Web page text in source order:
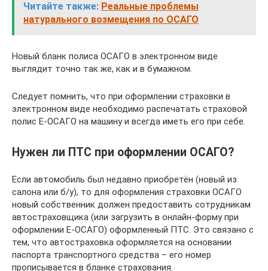
Читайте также: Реальные проблемы
натурального возмещения по ОСАГО
Новый бланк полиса ОСАГО в электронном виде
выглядит точно так же, как и в бумажном.
Следует помнить, что при оформлении страховки в
электронном виде необходимо распечатать страховой
полис Е-ОСАГО на машину и всегда иметь его при себе.
Нужен ли ПТС при оформлении ОСАГО?
Если автомобиль был недавно приобретён (новый из
салона или б/у), то для оформления страховки ОСАГО
новый собственник должен предоставить сотрудникам
автостраховщика (или загрузить в онлайн-форму при
оформлении Е-ОСАГО) оформленный ПТС. Это связано с
тем, что автостраховка оформляется на основании
паспорта транспортного средства – его номер
прописывается в бланке страхования.